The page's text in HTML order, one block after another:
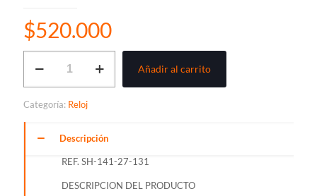
$520.000
CATERPILLAR
SLIM
AMARILLO
PARA
Añadir al carrito
Categoría: Reloj
Descripción
REF. SH-141-27-131
DESCRIPCION DEL PRODUCTO